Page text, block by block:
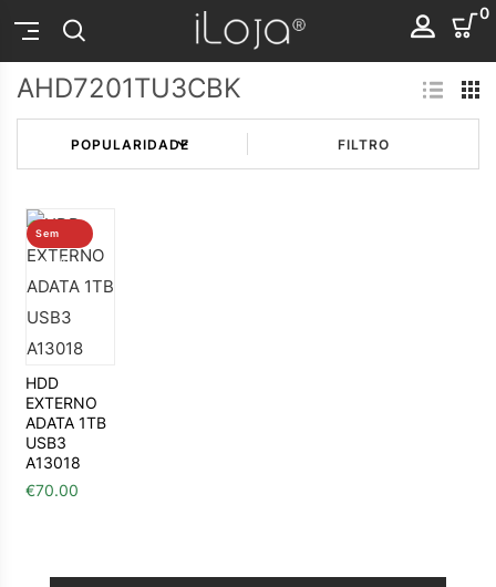
0
AHD7201TU3CBK
FILTRO
Sem
stock
HDD
EXTERNO
ADATA 1TB
USB3
A13018
€70.00